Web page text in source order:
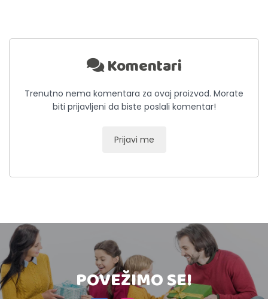
Komentari
Trenutno nema komentara za ovaj proizvod. Morate
biti prijavljeni da biste poslali komentar!
Prijavi me
POVEŽIMO SE!